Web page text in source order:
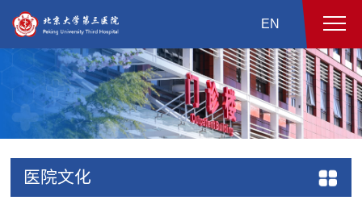
EN
医院文化